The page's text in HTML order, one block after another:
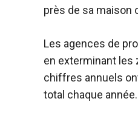
près de sa maison
Les agences de
en exterminant les
chiffres annuels
total chaque année.